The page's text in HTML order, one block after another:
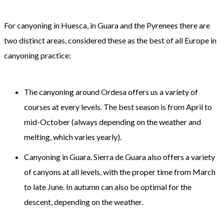
Forcanyoning in Huesca, inGuaraand the Pyrenees there are
twodistinct areas,consideredtheseas the bestofall Europe in
canyoningpractice:
ThecanyoningaroundOrdesaoffers us a variety of
courses at every levels. The best season is from April to
mid-October (always depending on the weatherand
melting, whichvaries yearly).
Canyoning inGuara.Sierrade Guaraalsooffers a variety
ofcanyons at all levels, withthe proper timefrom March
to late June. In autumncanalso beoptimalfor the
descent,depending on the weather.